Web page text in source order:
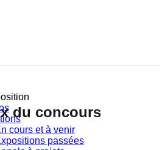
cours et à venir
passées
du concours